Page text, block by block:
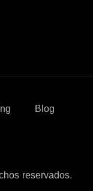
reservados.
Blog